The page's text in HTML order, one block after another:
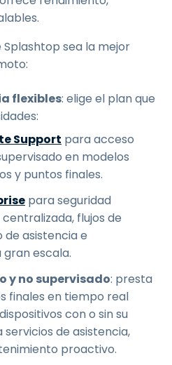
Splashtop sea la mejor
flexibles: elige el plan que
Support para acceso
en modelos
y puntos finales.
para seguridad
flujos de
de asistencia e
escala.
y no supervisado: presta
finales en tiempo real
con o sin su
de asistencia,
proactivo.